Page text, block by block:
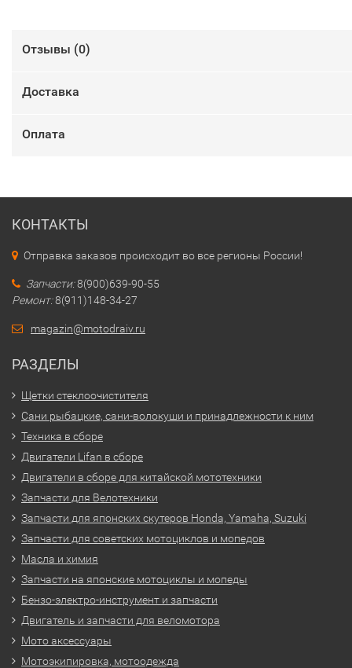
Отзывы (0)
Доставка
Оплата
КОНТАКТЫ
Отправка заказов происходит во все регионы России!
Запчасти:8(900)639-90-55
Ремонт:8(911)148-34-27
magazin@motodraiv.ru
РАЗДЕЛЫ
Щетки стеклоочистителя
Сани рыбацкие, сани-волокуши и принадлежности к ним
Техника в сборе
Двигатели Lifan в сборе
Двигатели в сборе для китайской мототехники
Запчасти для Велотехники
Запчасти для японских скутеров Honda, Yamaha, Suzuki
Запчасти для советских мотоциклов и мопедов
Масла и химия
Запчасти на японские мотоциклы и мопеды
Бензо-электро-инструмент и запчасти
Двигатель и запчасти для веломотора
Мото аксессуары
Мотоэкипировка, мотоодежда